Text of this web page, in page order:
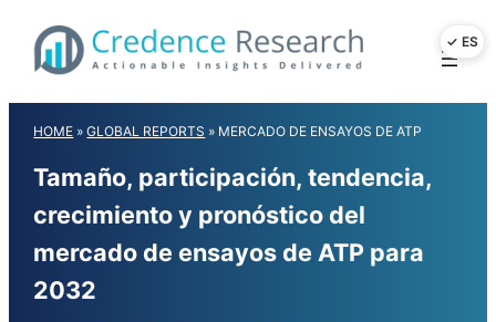
content
HOME »GLOBAL REPORTS » MERCADO DE ENSAYOS DE ATP
Tamaño, participación, tendencia,
crecimiento y pronóstico del
mercado de ensayos de ATP para
2032